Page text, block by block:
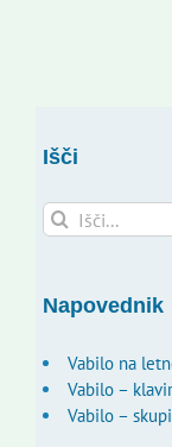
Išči
Search
for:
Napovednik
Vabilo na
Vabilo –
Vabilo –